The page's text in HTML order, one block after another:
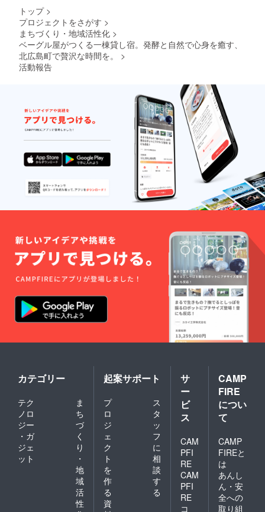
+3000
名） 和
布団追
加
+2000
円/人 別
途、予
約の際
に追加
料金で
食事な
どのオ
プショ
ン追加
は可能
ジェク
ト終了
後、順
次チ
ケット
いたし
ます。
以上の
+3000
円/人
（最大
大人９
名） 和
布団追
加
+2000
円/人 別
途、予
約の際
に追加
料金で
オプ
可能で
す。 プ
ロジェ
クト終
了後、
と共に
順次チ
ケット
を発送
ます。
援につ
・
チェッ
クイ
ン：
15:00
・
チェッ
クアウ
ト：翌
日10:00
予約方
法：後
日メー
ルアド
えしま
す。 小
学生ま
で無料
(添い
しベッ
ドが必
要な場
合は大
12歳以
大人料
金 大人
６名ま
で宿泊
可能 大
人６名
以上の
追加料
+3000
円/人
（最大
大人９
名） 和
布団追
（2025
4月1
日） ・
チェッ
クイ
ン：
15:00
・
チェッ
クアウ
ト：翌
日10:00
予約方
法：後
日メー
てお伝
えしま
す。 小
学生ま
で無料
寝)※但
しベッ
ドが必
要な場
人料金
生から)
大人料
金 大人
６名ま
で宿泊
可能 大
人６名
場合は
追加料
+3000
円/人
（最大
大人９
名） 和
ン中は
4月1日
より使
用可
能。2年
間有
効。 ※
冷凍発
送で全
国送料
込み 原
材料及
び添加
物等の
食品表
品のラ
ベルに
表記さ
れま
す。 商
品開封
前には
必ずお
届けの
リター
付され
意書き
をご確
認くだ
さい。
プロ
ジェク
ト終了
次発送
いたし
ます。
こちら
の追加
リター
ンは初
回の同
ルの朝
食付き
ベーグ
ルをご
用意い
たしま
す。 セ
イロで
蒸し焼
きや
トース
トでリ
ベイク
など一
番美味
しい方
シピ付
き。 プ
ロジェ
クト終
了後に
予約の
ご案内
を一斉
にお送
す。 プ
レオー
プン期
で使用
の場合
50000
円割引
クーポ
ン券に
す。
50000
円割引
クーポ
ン券は
オープ
ンより1
年間有
自家製
酵母の
ル。 内
容量：8
個 ②宿
泊施設
の紹介
パンフ
レット
完成し
た宿の
魅力
や、楽
しめる
ポイン
トをま
パンフ
レット
をお送
りしま
す。 ③
宿泊施
設割引
券
（10%
未来の
ご宿泊
時にご
ただけ
る10%
割引券
です。
※プレ
オープ
ン中は
可。
2024年
4月1日
より使
用可
能。2年
間有
効。 ※
トップ >
プロジェクトをさがす >
まちづくり・地域活性化 >
ベーグル屋がつくる一棟貸し宿。発酵と自然で心身を癒す、
北広島町で贅沢な時間を。
>
活動報告
カテゴリー
テク
ノロ
ジー
・ガ
ジェ
ット
ま
ち
づ
く
り
・
地
域
活
性
起案サポート
プ
ロ
ジ
ェ
ク
ト
を
作
る
ス
タ
ッ
フ
に
相
談
す
る
資
サ
ー
ビ
ス
CAM
PFI
RE
CAM
PFI
RE
コ
CAMP
FIRE
につい
て
CAMP
FIREと
は
あんし
ん・安
全への
取り組